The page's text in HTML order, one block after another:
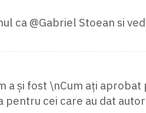
ca @Gabriel Stoean si
a și fost \nCum ați
pentru cei care au dat